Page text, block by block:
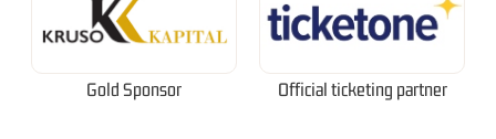
Gold Sponsor Official ticketing partner